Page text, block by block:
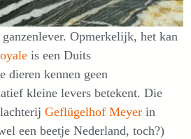
Opmerkelijk, het kan
is een Duits
dieren kennen geen
kleine levers betekent. Die
Geflügelhof Meyer in
een beetje Nederland, toch?)